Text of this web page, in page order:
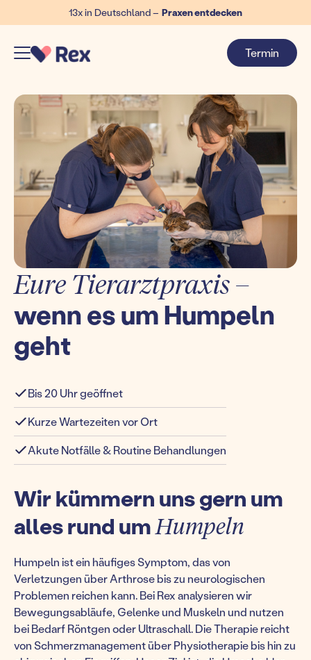
13x in Deutschland – Praxen entdecken
Termin
Eure Tierarztpraxis –
wenn es um Humpeln
geht
Bis 20 Uhr geöffnet
Kurze Wartezeiten vor Ort
Akute Notfälle & Routine Behandlungen
Wir kümmern uns gern um
alles rund umHumpeln
Humpeln ist ein häufiges Symptom, das von
Verletzungen über Arthrose bis zu neurologischen
Problemen reichen kann. Bei Rex analysieren wir
Bewegungsabläufe, Gelenke und Muskeln und nutzen
bei Bedarf Röntgen oder Ultraschall. Die Therapie reicht
von Schmerzmanagement über Physiotherapie bis hin zu